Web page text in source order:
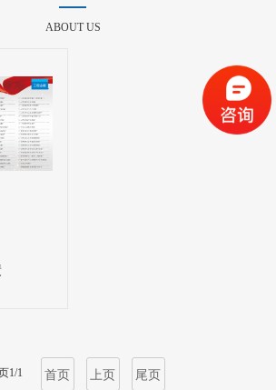
ABOUT US
1/1 首页 上页 尾页